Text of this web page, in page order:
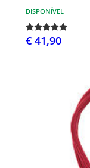
DISPONÍVEL
€ 41,90